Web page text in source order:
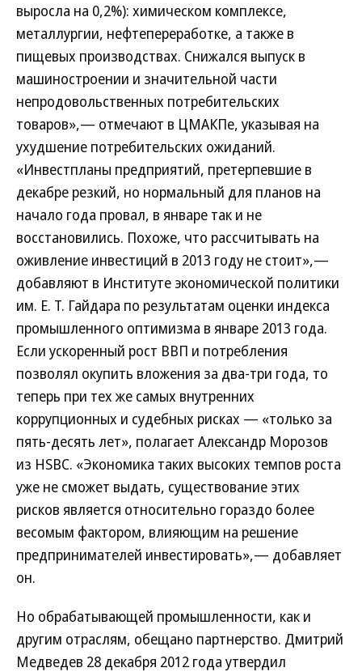
выросла на 0,2%): химическом комплексе,
металлургии, нефтепереработке, а также в
пищевых производствах. Снижался выпуск в
машиностроении и значительной части
непродовольственных потребительских
товаров»,— отмечают в ЦМАКПе, указывая на
ухудшение потребительских ожиданий.
«Инвестпланы предприятий, претерпевшие в
декабре резкий, но нормальный для планов на
начало года провал, в январе так и не
восстановились. Похоже, что рассчитывать на
оживление инвестиций в 2013 году не стоит»,—
добавляют в Институте экономической политики
им. Е. Т. Гайдара по результатам оценки индекса
промышленного оптимизма в январе 2013 года.
Если ускоренный рост ВВП и потребления
позволял окупить вложения за два-три года, то
теперь при тех же самых внутренних
коррупционных и судебных рисках — «только за
пять-десять лет», полагает Александр Морозов
из HSBC. «Экономика таких высоких темпов роста
уже не сможет выдать, существование этих
рисков является относительно гораздо более
весомым фактором, влияющим на решение
предпринимателей инвестировать»,— добавляет
он.
Но обрабатывающей промышленности, как и
другим отраслям, обещано партнерство. Дмитрий
Медведев 28 декабря 2012 года утвердил